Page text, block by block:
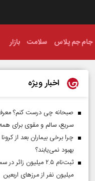
جام جم پلاس سلامت بازار
اخبار ویژه
سریع، سالم و مقوی برای
چرا برخی بیماران بعد از کرونا
بهبود نمی‌یابند؟
میلیون نفر از مرز‌های اربعین